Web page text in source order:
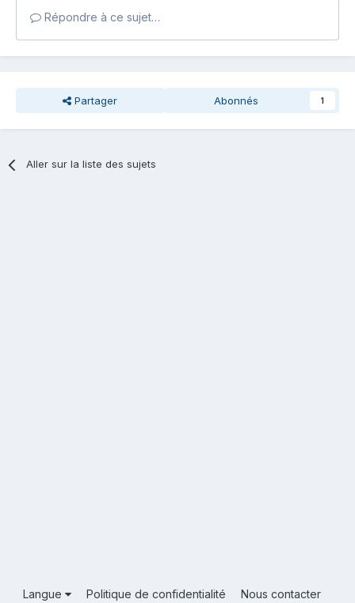
Répondre à ce sujet…
Partager Abonnés 1
Aller sur la liste des sujets
Langue Politique de confidentialité Nous contacter